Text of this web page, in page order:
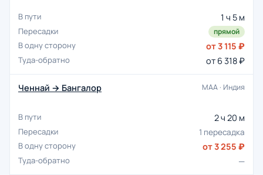
1 ч 5 м
прямой
от 3 115 ₽
от 6 318 ₽
Ченнай → Бангалор MAA · Индия
2 ч 20 м
1 пересадка
от 3 255 ₽
—